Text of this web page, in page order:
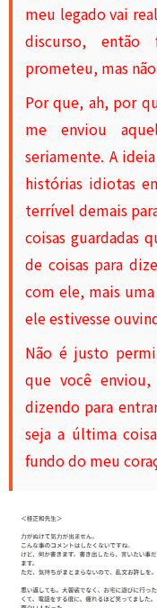
meu legado vai
discurso,
prometeu, mas
Por que, ah, por
me enviou
seriamente. A
histórias idiotas
terrível demais
coisas guardadas
de coisas para
com ele, mais
ele estivesse
Não é justo
que você
dizendo para
seja a última
fundo do meu